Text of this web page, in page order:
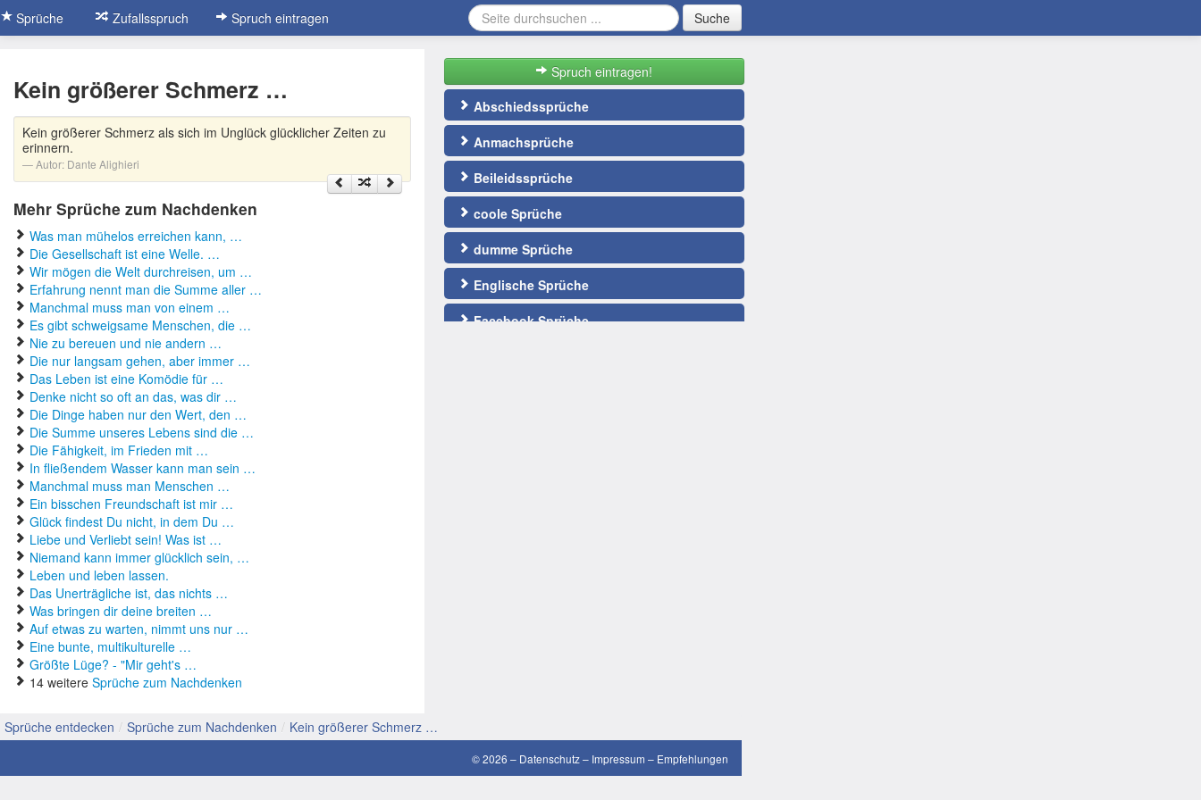
Sprüche Zufallsspruch Spruch eintragen Suche
Kein größerer Schmerz …
Kein größerer Schmerz als sich im Unglück glücklicher Zeiten zu
erinnern.
Autor: Dante Alighieri
Mehr Sprüche zum Nachdenken
Was man mühelos erreichen kann, …
Die Gesellschaft ist eine Welle. …
Wir mögen die Welt durchreisen, um …
Erfahrung nennt man die Summe aller …
Manchmal muss man von einem …
Es gibt schweigsame Menschen, die …
Nie zu bereuen und nie andern …
Die nur langsam gehen, aber immer …
Das Leben ist eine Komödie für …
Denke nicht so oft an das, was dir …
Die Dinge haben nur den Wert, den …
Die Summe unseres Lebens sind die …
Die Fähigkeit, im Frieden mit …
In fließendem Wasser kann man sein …
Manchmal muss man Menschen …
Ein bisschen Freundschaft ist mir …
Glück findest Du nicht, in dem Du …
Liebe und Verliebt sein! Was ist …
Niemand kann immer glücklich sein, …
Leben und leben lassen.
Das Unerträgliche ist, das nichts …
Was bringen dir deine breiten …
Auf etwas zu warten, nimmt uns nur …
Eine bunte, multikulturelle …
Größte Lüge? - "Mir geht's …
14 weitere Sprüche zum Nachdenken
Spruch eintragen!
Abschiedssprüche
Anmachsprüche
Beileidssprüche
coole Sprüche
dumme Sprüche
Englische Sprüche
Facebook Sprüche
Sprüche entdecken / Sprüche zum Nachdenken / Kein größerer Schmerz …
© 2026 – Datenschutz– Impressum – Empfehlungen